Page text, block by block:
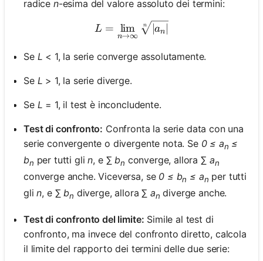
radice n-esima del valore assoluto dei termini:
L = \lim_{n \to \infty}
L =
n→∞
lim n ∣an
Se L < 1, la serie converge assolutamente.
Se L > 1, la serie diverge.
Se L = 1, il test è inconcludente.
Test di confronto: Confronta la serie data con una
serie convergente o divergente nota. Se 0 ≤ an ≤
bn per tutti glin, e ∑ bn converge, allora ∑ an
converge anche. Viceversa, se 0 ≤ bn ≤ an per tutti
glin, e ∑bn diverge, allora ∑ an diverge anche.
Test di confronto del limite: Simile al test di
confronto, ma invece del confronto diretto, calcola
il limite del rapporto dei termini delle due serie: